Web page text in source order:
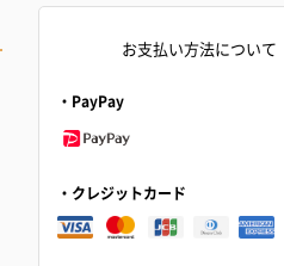
お支払い方法について
・PayPay
・クレジットカード